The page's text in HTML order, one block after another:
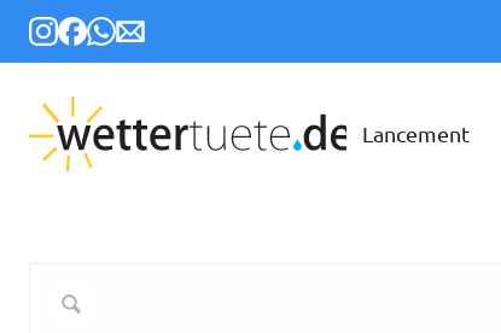
Lancement